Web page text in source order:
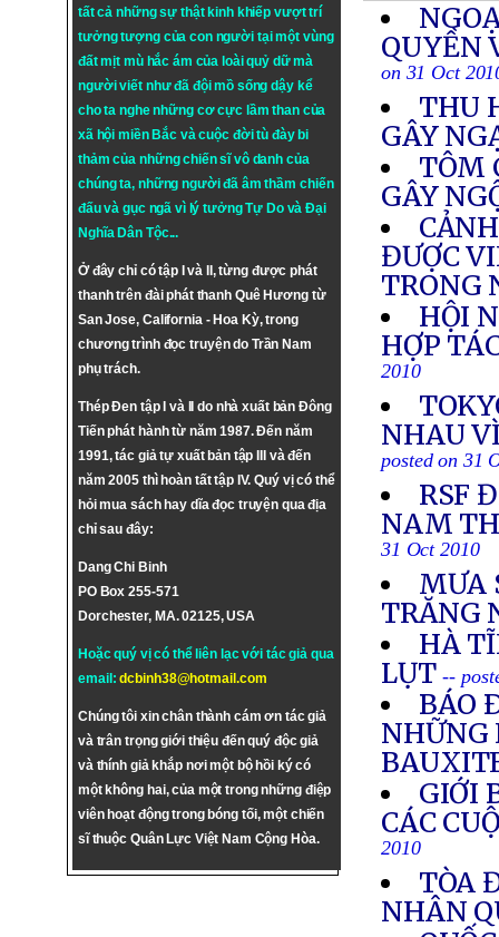
tất cả những sự thật kinh khiếp vượt trí
tưởng tượng của con người tại một vùng
đất mịt mù hắc ám của loài quỷ dữ mà
người viết như đã đội mồ sống dậy kể
cho ta nghe những cơ cực lầm than của
xã hội miền Bắc và cuộc đời tù đày bi
thảm của những chiến sĩ vô danh của
chúng ta, những người đã âm thầm chiến
đấu và gục ngã vì lý tưởngTự DovàĐại
Nghĩa Dân Tộc...
Ở đây chỉ có tập I và II, từng được phát
thanh trên đài phát thanh Quê Hương từ
San Jose, California - Hoa Kỳ, trong
chương trình đọc truyện do Trần Nam
phụ trách.
Thép Đen tập I và II do nhà xuất bản Đông
Tiến phát hành từ năm 1987. Đến năm
1991, tác giả tự xuất bản tập III và đến
năm 2005 thì hoàn tất tập IV. Quý vị có thể
hỏi mua sách hay dĩa đọc truyện qua địa
chỉ sau đây:
Dang Chi Binh
PO Box 255-571
Dorchester, MA. 02125, USA
Hoặc quý vị có thể liên lạc với tác giả qua
email:dcbinh38@hotmail.com
Chúng tôi xin chân thành cám ơn tác giả
và trân trọng giới thiệu đến quý độc giả
và thính giả khắp nơi một bộ hồi ký có
một không hai, của một trong những điệp
viên hoạt động trong bóng tối, một chiến
sĩ thuộc Quân Lực Việt Nam Cộng Hòa.
QUYỀN
on 31 Oct
THU
GÂY
TÔM
GÂY
ĐƯỢC
TRONG
HỘI
HỢP
2010
NHAU
posted on 31
RSF
NAM
31 Oct 2010
MƯA
TRĂNG
HÀ
LỤT--
BÁO
NHỮNG
GIỚI
CÁC
2010
TÒA
NHÂN